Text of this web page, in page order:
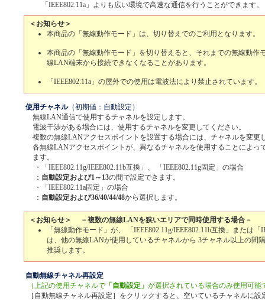
「IEEE802.11a」よりも広い環境で高速な通信を行うことができます。
＜お知らせ＞
本商品の「無線動作モード」は、切り替えでのご利用となります。
本商品の「無線動作モード」を切り替えると、それまでの無線動作
線LAN端末から接続できなくなることがあります。
「IEEE802.11a」の屋外での使用は電波法により禁止されています。
使用チャネル（初期値：自動設定）
無線LAN通信で使用するチャネルを設定します。
電波干渉がある場合には、使用するチャネルを変更してください。
複数の無線LANアクセスポイントを設置する場合には、チャネルを変更
各無線LANアクセスポイントが、異なるチャネルを使用することによっ
ます。
・「IEEE802.11g/IEEE802.11b互換」、 「IEEE802.11g固定」の場合
： 自動設定および1～13の間で設定できます。
・「IEEE802.11a固定」の場合
： 自動設定および36/40/44/48から選択します。
＜お知らせ＞ －複数の無線LANを狭いエリアで同時使用する場合－
「無線動作モード」が、 「IEEE802.11g/IEEE802.11b互換」または「
は、他の無線LANが使用しているチャネルから 3チャネル以上の間
推奨します。
自動無線チャネル再設定
（上記の使用チャネルで 「自動設定」 が選択されている場合のみ使用可能
［自動無線チャネル再設定］をクリックすると、空いているチャネルに設